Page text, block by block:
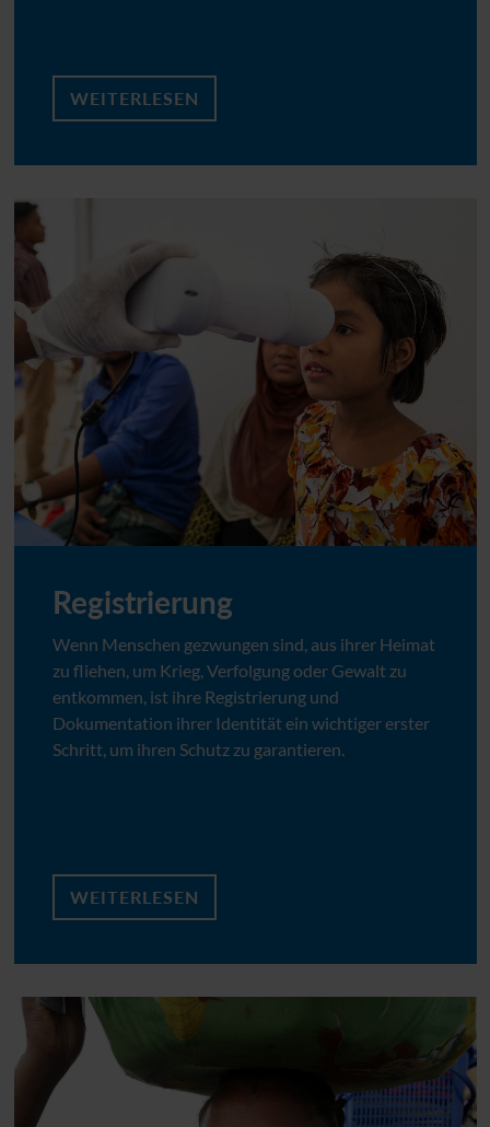
Registrierung
Wenn Menschen gezwungen sind, aus ihrer Heimat
zu fliehen, um Krieg, Verfolgung oder Gewalt zu
entkommen, ist ihre Registrierung und
Dokumentation ihrer Identität ein wichtiger erster
Schritt, um ihren Schutz zu garantieren.
WEITERLESEN
WEITERLESEN